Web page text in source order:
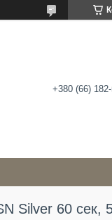
+380 (66)
Silver 60 сек,